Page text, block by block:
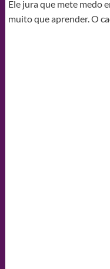
Ele jura que mete medo
muito que aprender. O